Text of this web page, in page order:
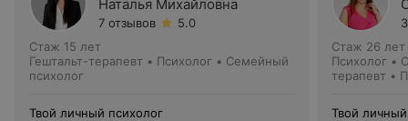
Наталья Михайловна
7 отзывов
5.0
Стаж 15 лет
Гештальт-терапевт • Психолог • Семейный
психолог
Твой личный психолог
Стаж 26 лет
Психолог •
терапевт •
Твой